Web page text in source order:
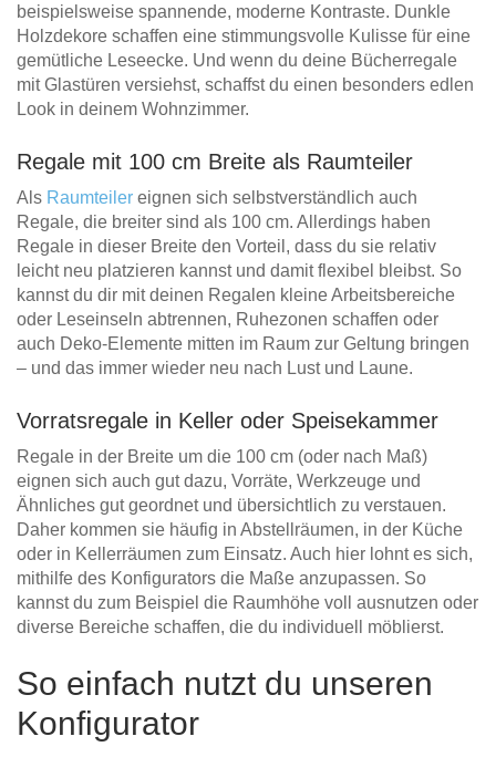
beispielsweise spannende, moderne Kontraste. Dunkle
Holzdekore schaffen eine stimmungsvolle Kulisse für eine
gemütliche Leseecke. Und wenn du deine Bücherregale
mit Glastüren versiehst, schaffst du einen besonders edlen
Look in deinem Wohnzimmer.
Regale mit 100 cm Breite als Raumteiler
Als Raumteiler eignen sich selbstverständlich auch
Regale, die breiter sind als 100 cm. Allerdings haben
Regale in dieser Breite den Vorteil, dass du sie relativ
leicht neu platzieren kannst und damit flexibel bleibst. So
kannst du dir mit deinen Regalen kleine Arbeitsbereiche
oder Leseinseln abtrennen, Ruhezonen schaffen oder
auch Deko-Elemente mitten im Raum zur Geltung bringen
– und das immer wieder neu nach Lust und Laune.
Vorratsregale in Keller oder Speisekammer
Regale in der Breite um die 100 cm (oder nach Maß)
eignen sich auch gut dazu, Vorräte, Werkzeuge und
Ähnliches gut geordnet und übersichtlich zu verstauen.
Daher kommen sie häufig in Abstellräumen, in der Küche
oder in Kellerräumen zum Einsatz. Auch hier lohnt es sich,
mithilfe des Konfigurators die Maße anzupassen. So
kannst du zum Beispiel die Raumhöhe voll ausnutzen oder
diverse Bereiche schaffen, die du individuell möblierst.
So einfach nutzt du unseren
Konfigurator